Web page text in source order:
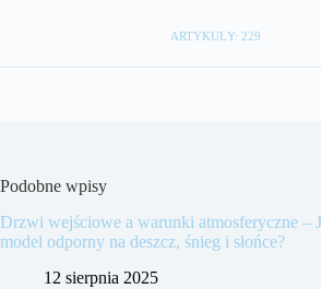
ARTYKUŁY: 229
Podobne wpisy
Drzwi wejściowe a warunki atmosferyczne –
model odporny na deszcz, śnieg i słońce?
12 sierpnia 2025